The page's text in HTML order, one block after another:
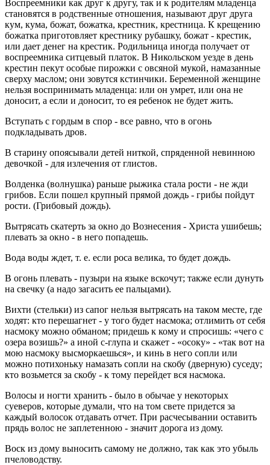
Воспреемники как друг к другу, так и к родителям младенца
становятся в родственные отношения, называют друг друга
кум, кума, божат, божатка, крестник, крестница. К крещению
божатка приготовляет крестнику рубашку, божат - крестик,
или дает денег на крестик. Родильница иногда получает от
воспреемника ситцевый платок. В Никольском уезде в день
крестин пекут особые пирожки с овсяной мукой, намазанные
сверху маслом; они зовутся кстинчики. Беременной женщине
нельзя воспринимать младенца: или он умрет, или она не
доносит, а если и доносит, то ея ребенок не будет жить.
Вступать с гордым в спор - все равно, что в огонь
подкладывать дров.
В старину опоясывали детей ниткой, спряденной невинною
девочкой - для излечения от глистов.
Волденка (волнушка) раньше рыжика стала рости - не жди
грибов. Если пошел крупный прямой дождь - грибы пойдут
рости. (Грибовый дождь).
Вытрясать скатерть за окно до Вознесения - Христа ушибешь;
плевать за окно - в него попадешь.
Вода воды ждет, т. е. если роса велика, то будет дождь.
В огонь плевать - пузыри на языке вскочут; также если дунуть
на свечку (а надо загасить ее пальцами).
Вихти (стельки) из сапог нельзя вытрясать на таком месте, где
ходят: кто перешагнет - у того будет насмока; отлимить от себя
насмоку можно обманом; придешь к кому и спросишь: «чего с
озера возишь?» а иной с-глупа и скажет - «осоку» - «так вот на
мою насмоку высморкаешься», и кинь в него сопли или
можно потихоньку намазать сопли на скобу (дверную) суседу;
кто возьмется за скобу - к тому перейдет вся насмока.
Волосы и ногти хранить - было в обычае у некоторых
суеверов, которые думали, что на том свете придется за
каждый волосок отдавать отчет. При расчесывании оставить
прядь волос не заплетенною - значит дорога из дому.
Воск из дому выносить самому не должно, так как это убыль
пчеловодству.